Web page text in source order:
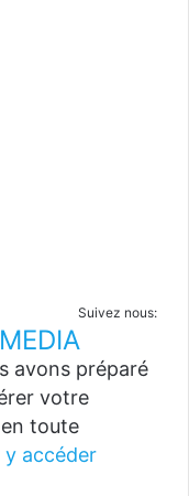
Suivez nous:
avons préparé
votre
toute
y accéder